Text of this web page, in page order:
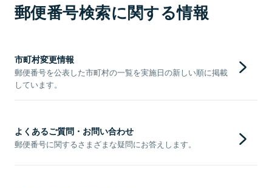
郵便番号検索に関する情報
市町村変更情報
郵便番号を公表した市町村の一覧を実施日の新しい順に掲載
しています。
よくあるご質問・お問い合わせ
郵便番号に関するさまざまな疑問にお答えします。